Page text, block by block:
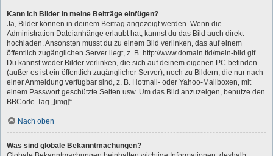
Kann ich Bilder in meine Beiträge einfügen?
Ja, Bilder können in deinem Beitrag angezeigt werden. Wenn die
Administration Dateianhänge erlaubt hat, kannst du das Bild auch direkt
hochladen. Ansonsten musst du zu einem Bild verlinken, das auf einem
öffentlich zugänglichen Server liegt, z. B. http://www.domain.tld/mein-bild.gif.
Du kannst weder Bilder verlinken, die sich auf deinem eigenen PC befinden
(außer es ist ein öffentlich zugänglicher Server), noch zu Bildern, die nur nach
einer Anmeldung verfügbar sind, z. B. Hotmail- oder Yahoo-Mailboxen, mit
einem Passwort geschützte Seiten usw. Um das Bild anzuzeigen, benutze den
BBCode-Tag „[img]“.
Nach oben
Was sind globale Bekanntmachungen?